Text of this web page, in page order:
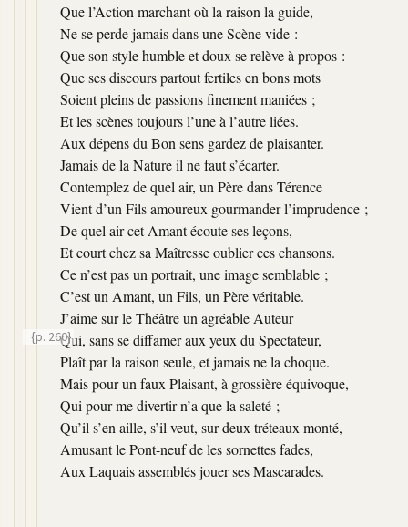
Que l’Action marchant où la raison la guide,
Ne se perde jamais dans une Scène vide :
Que son style humble et doux se relève à propos :
Que ses discours partout fertiles en bons mots
Soient pleins de passions finement maniées ;
Et les scènes toujours l’une à l’autre liées.
Aux dépens du Bon sens gardez de plaisanter.
Jamais de la Nature il ne faut s’écarter.
Contemplez de quel air, un Père dans Térence
Vient d’un Fils amoureux gourmander l’imprudence ;
De quel air cet Amant écoute ses leçons,
Et court chez sa Maîtresse oublier ces chansons.
Ce n’est pas un portrait, une image semblable ;
C’est un Amant, un Fils, un Père véritable.
J’aime sur le Théâtre un agréable Auteur
{p. 260}Qui, sans se diffamer aux yeux du Spectateur,
Plaît par la raison seule, et jamais ne la choque.
Mais pour un faux Plaisant, à grossière équivoque,
Qui pour me divertir n’a que la saleté ;
Qu’il s’en aille, s’il veut, sur deux tréteaux monté,
Amusant le Pont-neuf de les sornettes fades,
Aux Laquais assemblés jouer ses Mascarades.